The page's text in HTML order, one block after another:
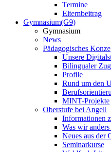
Termine
Elternbeitrag
Gymnasium(G9)
Gymnasium
News
Pädagogisches
Unsere
Bilingualer Zug
Profile
Rund um den
MINT-Projekte
Oberstufe bei Angell
Informationen
Was wir anders
Neues aus der
Seminarkurse